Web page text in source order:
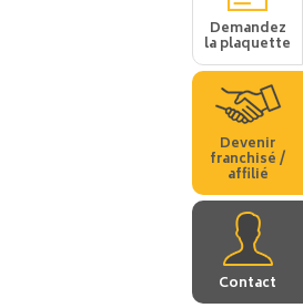
Demandez
la plaquette
Devenir
franchisé /
affilié
Contact